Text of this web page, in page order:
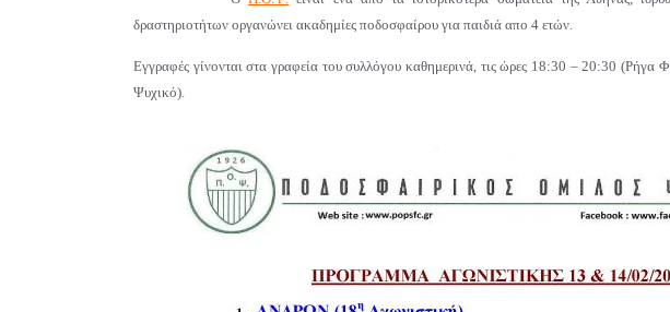
δραστηριοτήτων οργανώνει ακαδημίες ποδοσφαίρου για παιδιά απο 4 ετών.
Εγγραφές γίνονται στα γραφεία του συλλόγου καθημερινά, τις ώρες 18:30 – 20:30
Ψυχικό).